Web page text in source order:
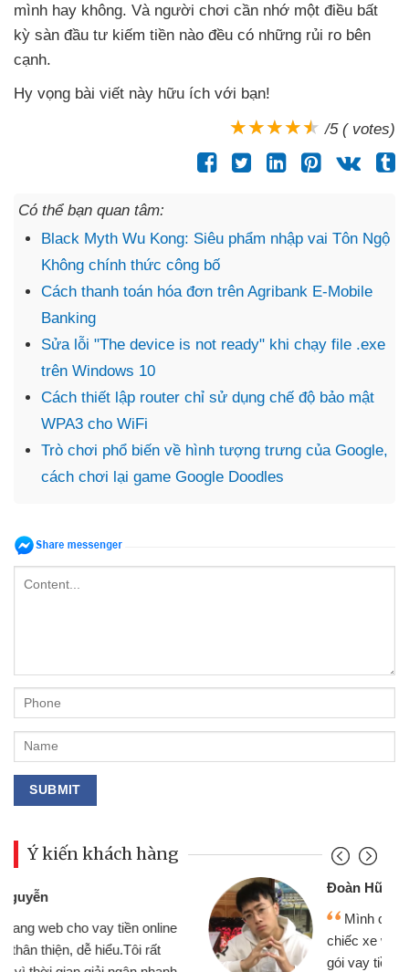
mình hay không. Và người chơi cần nhớ một điều bất
kỳ sàn đầu tư kiếm tiền nào đều có những rủi ro bên
cạnh.
Hy vọng bài viết này hữu ích với bạn!
/5 ( votes)
Có thể bạn quan tâm:
Black Myth Wu Kong: Siêu phẩm nhập vai Tôn Ngộ
Không chính thức công bố
Cách thanh toán hóa đơn trên Agribank E-Mobile
Banking
Sửa lỗi "The device is not ready" khi chạy file .exe
trên Windows 10
Cách thiết lập router chỉ sử dụng chế độ bảo mật
WPA3 cho WiFi
Trò chơi phổ biến về hình tượng trưng của Google,
cách chơi lại game Google Doodles
Ý kiến khách hàng
Đoàn Hữu Cảnh
Mình cần tiền gấp nên định cầm cố
chiếc xe wave nhưng thật may đã có
gói vay tiền bằng CMND online không